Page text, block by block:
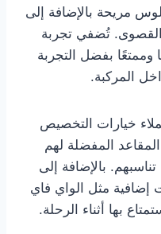
مريحة بالإضافة إلى
القصوى. تُضفي تجربة
بفضل التجربة
المركبة.
خيارات التخصيص
المفضلة لهم
بالإضافة إلى
إضافية مثل الواي فاي
بها أثناء الرحلة.